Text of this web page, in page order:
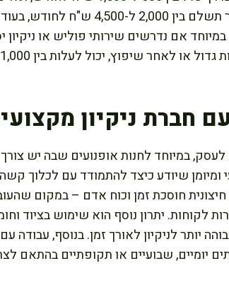
השירותים. חנות בינונית של 100-200 מ"ר תשלם בין
5,000 ש"ח ומעלה, במיוחד אם נדרשים שירותי פוליש או
חברת ניקיון
לעסק, במיוחד לחנות אופנועים שבה יש
ומיומן שיודע כיצד להתמודד עם לכלוך
חוסכת זמן וכוח אדם – במקום
לקוחות. יתרון נוסף הוא שימוש בציוד
יותר לניקיון לאורך זמן. בנוסף, עבודה
יומיים, שבועיים או תקופתיים בהתאם